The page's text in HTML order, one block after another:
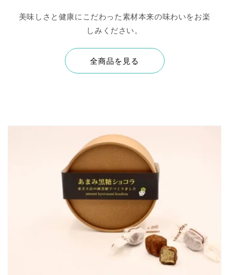
美味しさと健康にこだわった素材本来の味わいをお楽
しみください。
全商品を見る